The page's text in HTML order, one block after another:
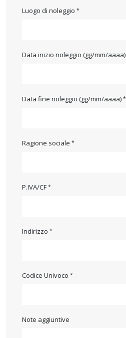
Luogo di noleggio
Data inizio noleggio (gg/mm/aaaa)
Data fine noleggio (gg/mm/aaaa)
Ragione sociale
P.IVA/CF
Indirizzo
Codice Univoco
Note aggiuntive